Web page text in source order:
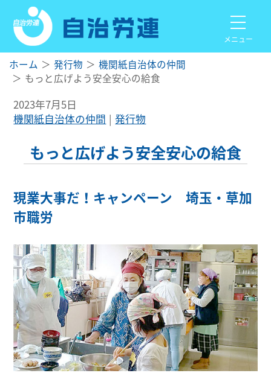
メニュー
ホーム 発行物
機関紙自治体の仲間
もっと広げよう安全安心の給食
2023年7月5日
機関紙自治体の仲間
発行物
もっと広げよう安全安心の給食
現業大事だ！キャンペーン 埼玉・草加
市職労